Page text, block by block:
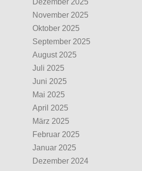
Dezember 2025
November 2025
Oktober 2025
September 2025
August 2025
Juli 2025
Juni 2025
Mai 2025
April 2025
März 2025
Februar 2025
Januar 2025
Dezember 2024